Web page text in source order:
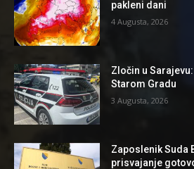
pakleni dani
4 Augusta, 2026
Zločin u
Starom Gradu
3 Augusta, 2026
Zaposlenik Suda
prisvajanje